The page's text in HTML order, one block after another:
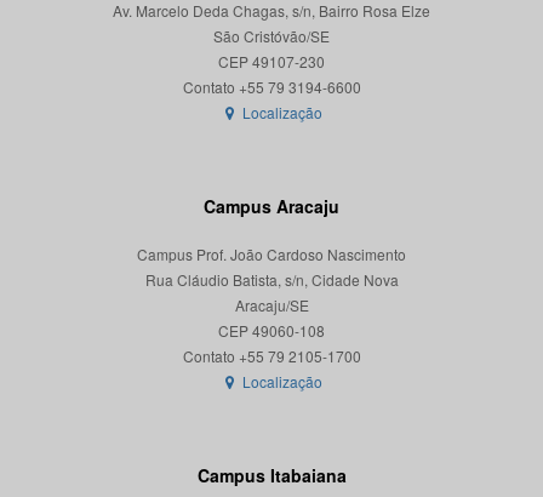
Av. Marcelo Deda Chagas, s/n, Bairro Rosa Elze
São Cristóvão/SE
CEP 49107-230
Localização
Campus Aracaju
Campus Prof. João Cardoso Nascimento
Rua Cláudio Batista, s/n, Cidade Nova
Aracaju/SE
CEP 49060-108
Localização
Campus Itabaiana